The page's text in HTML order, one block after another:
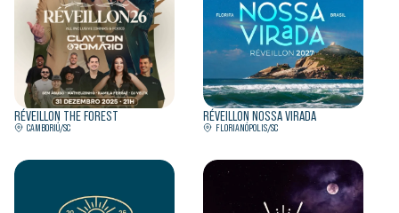
RÉVEILLON THE FOREST
CAMBORIÚ/SC
RÉVEILLON NOSSA VIRADA
FLORIANÓPOLIS/SC